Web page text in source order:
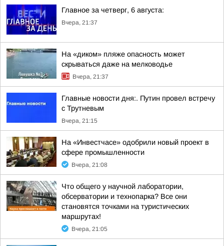
Главное за четверг, 6 августа:
Вчера, 21:37
На «диком» пляже опасность может
скрываться даже на мелководье
Вчера, 21:37
Главные новости дня:. Путин провел встречу
с Трутневым
Вчера, 21:15
На «Инвестчасе» одобрили новый проект в
сфере промышленности
Вчера, 21:08
Что общего у научной лаборатории,
обсерватории и технопарка? Все они
становятся точками на туристических
маршрутах!
Вчера, 21:05